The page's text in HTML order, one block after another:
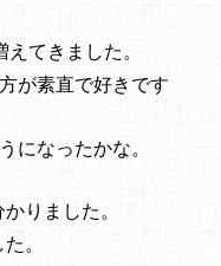
てきました。
が素直で好きです
になったかな。
りました。
。